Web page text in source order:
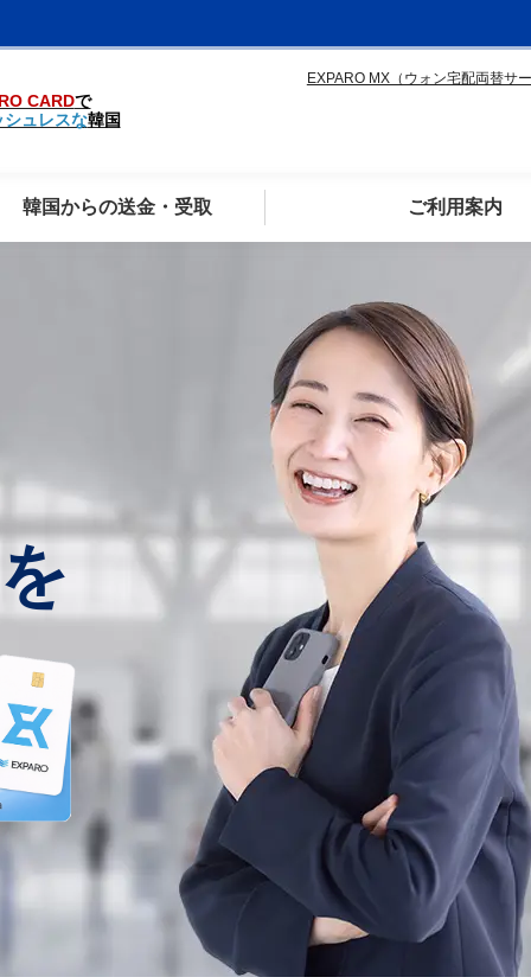
CARDで
シュレスな韓国
EXPARO MX（ウォン宅配両替サー
韓国からの送金・受取 ご利用案内